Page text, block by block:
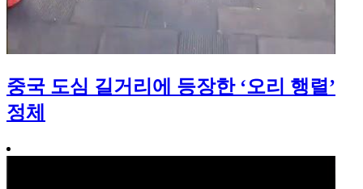
중국 도심 길거리에 등장한 ‘오리 행렬’
정체